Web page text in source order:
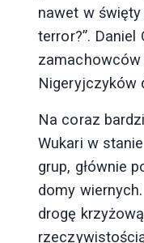
nawet w
terror?”.
Nigeryjczyków
Na coraz
Wukari w
grup, głównie
domy
drogę